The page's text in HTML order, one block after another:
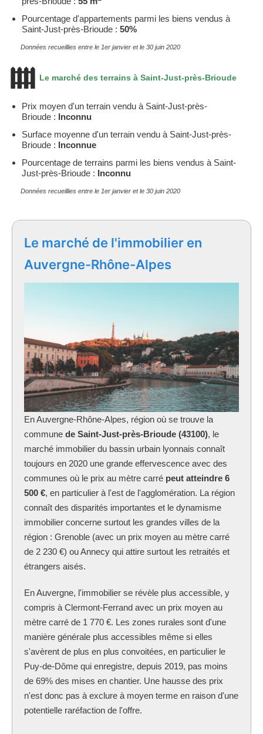
Pourcentage d'appartements parmi les biens vendus à
Saint-Just-près-Brioude : 50%
Données recueillies entre le 1er janvier et le 30 juin 2020
Le marché des terrains à Saint-Just-près-Brioude
Prix moyen d'un terrain vendu à Saint-Just-près-
Brioude : Inconnu
Surface moyenne d'un terrain vendu à Saint-Just-près-
Brioude : Inconnue
Pourcentage de terrains parmi les biens vendus à Saint-
Just-près-Brioude : Inconnu
Données recueillies entre le 1er janvier et le 30 juin 2020
Le marché de l'immobilier en
Auvergne-Rhône-Alpes
En Auvergne-Rhône-Alpes, région où se trouve la
commune de Saint-Just-près-Brioude (43100), le
marché immobilier du bassin urbain lyonnais connaît
toujours en 2020 une grande effervescence avec des
communes où le prix au mètre carré peut atteindre 6
500 €, en particulier à l'est de l'agglomération. La région
connaît des disparités importantes et le dynamisme
immobilier concerne surtout les grandes villes de la
région : Grenoble (avec un prix moyen au mètre carré
de 2 230 €) ou Annecy qui attire surtout les retraités et
étrangers aisés.
En Auvergne, l'immobilier se révèle plus accessible, y
compris à Clermont-Ferrand avec un prix moyen au
mètre carré de 1 770 €. Les zones rurales sont d'une
manière générale plus accessibles même si elles
s'avèrent de plus en plus convoitées, en particulier le
Puy-de-Dôme qui enregistre, depuis 2019, pas moins
de 69% des mises en chantier. Une hausse des prix
n'est donc pas à exclure à moyen terme en raison d'une
potentielle raréfaction de l'offre.